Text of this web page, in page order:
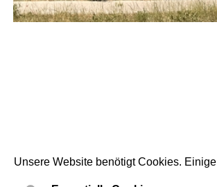
Unsere Website benötigt Cookies.